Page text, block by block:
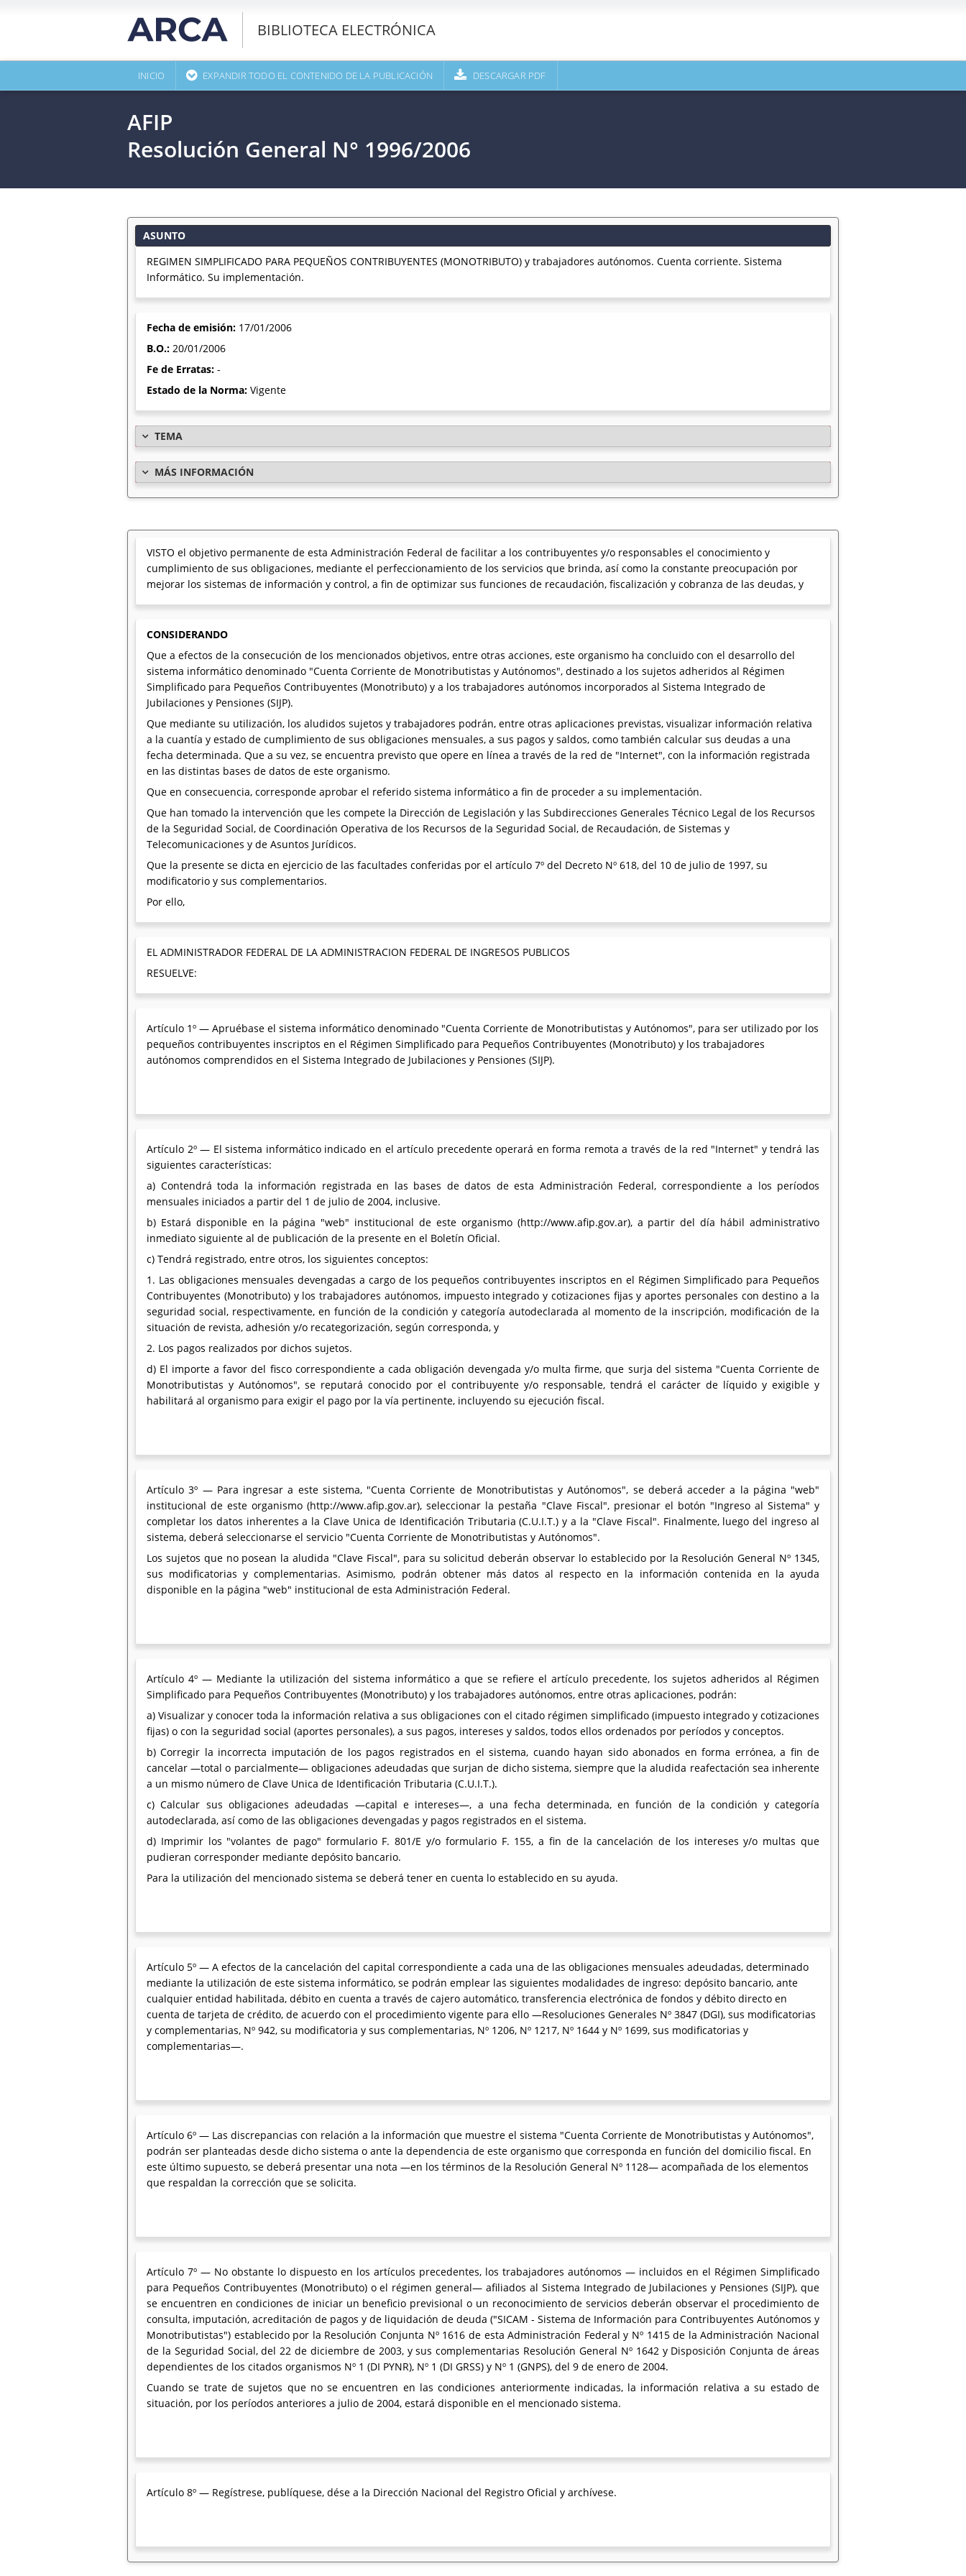
BIBLIOTECA ELECTRÓNICA
INICIO EXPANDIR TODO EL CONTENIDO DE LA PUBLICACIÓN DESCARGAR PDF
AFIP
Resolución General N° 1996/2006
ASUNTO
REGIMEN SIMPLIFICADO PARA PEQUEÑOS CONTRIBUYENTES (MONOTRIBUTO) y trabajadores autónomos. Cuenta corriente. Sistema
Informático. Su implementación.
Fecha de emisión: 17/01/2006
B.O.: 20/01/2006
Fe de Erratas: -
Estado de la Norma: Vigente
TEMA
MÁS INFORMACIÓN
VISTO el objetivo permanente de esta Administración Federal de facilitar a los contribuyentes y/o responsables el conocimiento y
cumplimiento de sus obligaciones, mediante el perfeccionamiento de los servicios que brinda, así como la constante preocupación por
mejorar los sistemas de información y control, a fin de optimizar sus funciones de recaudación, fiscalización y cobranza de las deudas, y
CONSIDERANDO
Que a efectos de la consecución de los mencionados objetivos, entre otras acciones, este organismo ha concluido con el desarrollo del
sistema informático denominado "Cuenta Corriente de Monotributistas y Autónomos", destinado a los sujetos adheridos al Régimen
Simplificado para Pequeños Contribuyentes (Monotributo) y a los trabajadores autónomos incorporados al Sistema Integrado de
Jubilaciones y Pensiones (SIJP).
Que mediante su utilización, los aludidos sujetos y trabajadores podrán, entre otras aplicaciones previstas, visualizar información relativa
a la cuantía y estado de cumplimiento de sus obligaciones mensuales, a sus pagos y saldos, como también calcular sus deudas a una
fecha determinada. Que a su vez, se encuentra previsto que opere en línea a través de la red de "Internet", con la información registrada
en las distintas bases de datos de este organismo.
Que en consecuencia, corresponde aprobar el referido sistema informático a fin de proceder a su implementación.
Que han tomado la intervención que les compete la Dirección de Legislación y las Subdirecciones Generales Técnico Legal de los Recursos
de la Seguridad Social, de Coordinación Operativa de los Recursos de la Seguridad Social, de Recaudación, de Sistemas y
Telecomunicaciones y de Asuntos Jurídicos.
Que la presente se dicta en ejercicio de las facultades conferidas por el artículo 7º del Decreto Nº 618, del 10 de julio de 1997, su
modificatorio y sus complementarios.
Por ello,
EL ADMINISTRADOR FEDERAL DE LA ADMINISTRACION FEDERAL DE INGRESOS PUBLICOS
RESUELVE:
Artículo 1º — Apruébase el sistema informático denominado "Cuenta Corriente de Monotributistas y Autónomos", para ser utilizado por los
pequeños contribuyentes inscriptos en el Régimen Simplificado para Pequeños Contribuyentes (Monotributo) y los trabajadores
autónomos comprendidos en el Sistema Integrado de Jubilaciones y Pensiones (SIJP).
Artículo 2º — El sistema informático indicado en el artículo precedente operará en forma remota a través de la red "Internet" y tendrá las
siguientes características:
a) Contendrá toda la información registrada en las bases de datos de esta Administración Federal, correspondiente a los períodos
mensuales iniciados a partir del 1 de julio de 2004, inclusive.
b) Estará disponible en la página "web" institucional de este organismo (http://www.afip.gov.ar), a partir del día hábil administrativo
inmediato siguiente al de publicación de la presente en el Boletín Oficial.
c) Tendrá registrado, entre otros, los siguientes conceptos:
1. Las obligaciones mensuales devengadas a cargo de los pequeños contribuyentes inscriptos en el Régimen Simplificado para Pequeños
Contribuyentes (Monotributo) y los trabajadores autónomos, impuesto integrado y cotizaciones fijas y aportes personales con destino a la
seguridad social, respectivamente, en función de la condición y categoría autodeclarada al momento de la inscripción, modificación de la
situación de revista, adhesión y/o recategorización, según corresponda, y
2. Los pagos realizados por dichos sujetos.
d) El importe a favor del fisco correspondiente a cada obligación devengada y/o multa firme, que surja del sistema "Cuenta Corriente de
Monotributistas y Autónomos", se reputará conocido por el contribuyente y/o responsable, tendrá el carácter de líquido y exigible y
habilitará al organismo para exigir el pago por la vía pertinente, incluyendo su ejecución fiscal.
Artículo 3º — Para ingresar a este sistema, "Cuenta Corriente de Monotributistas y Autónomos", se deberá acceder a la página "web"
institucional de este organismo (http://www.afip.gov.ar), seleccionar la pestaña "Clave Fiscal", presionar el botón "Ingreso al Sistema" y
completar los datos inherentes a la Clave Unica de Identificación Tributaria (C.U.I.T.) y a la "Clave Fiscal". Finalmente, luego del ingreso al
sistema, deberá seleccionarse el servicio "Cuenta Corriente de Monotributistas y Autónomos".
Los sujetos que no posean la aludida "Clave Fiscal", para su solicitud deberán observar lo establecido por la Resolución General Nº 1345,
sus modificatorias y complementarias. Asimismo, podrán obtener más datos al respecto en la información contenida en la ayuda
disponible en la página "web" institucional de esta Administración Federal.
Artículo 4º — Mediante la utilización del sistema informático a que se refiere el artículo precedente, los sujetos adheridos al Régimen
Simplificado para Pequeños Contribuyentes (Monotributo) y los trabajadores autónomos, entre otras aplicaciones, podrán:
a) Visualizar y conocer toda la información relativa a sus obligaciones con el citado régimen simplificado (impuesto integrado y cotizaciones
fijas) o con la seguridad social (aportes personales), a sus pagos, intereses y saldos, todos ellos ordenados por períodos y conceptos.
b) Corregir la incorrecta imputación de los pagos registrados en el sistema, cuando hayan sido abonados en forma errónea, a fin de
cancelar —total o parcialmente— obligaciones adeudadas que surjan de dicho sistema, siempre que la aludida reafectación sea inherente
a un mismo número de Clave Unica de Identificación Tributaria (C.U.I.T.).
c) Calcular sus obligaciones adeudadas —capital e intereses—, a una fecha determinada, en función de la condición y categoría
autodeclarada, así como de las obligaciones devengadas y pagos registrados en el sistema.
d) Imprimir los "volantes de pago" formulario F. 801/E y/o formulario F. 155, a fin de la cancelación de los intereses y/o multas que
pudieran corresponder mediante depósito bancario.
Para la utilización del mencionado sistema se deberá tener en cuenta lo establecido en su ayuda.
Artículo 5º — A efectos de la cancelación del capital correspondiente a cada una de las obligaciones mensuales adeudadas, determinado
mediante la utilización de este sistema informático, se podrán emplear las siguientes modalidades de ingreso: depósito bancario, ante
cualquier entidad habilitada, débito en cuenta a través de cajero automático, transferencia electrónica de fondos y débito directo en
cuenta de tarjeta de crédito, de acuerdo con el procedimiento vigente para ello —Resoluciones Generales Nº 3847 (DGI), sus modificatorias
y complementarias, Nº 942, su modificatoria y sus complementarias, Nº 1206, Nº 1217, Nº 1644 y Nº 1699, sus modificatorias y
complementarias—.
Artículo 6º — Las discrepancias con relación a la información que muestre el sistema "Cuenta Corriente de Monotributistas y Autónomos",
podrán ser planteadas desde dicho sistema o ante la dependencia de este organismo que corresponda en función del domicilio fiscal. En
este último supuesto, se deberá presentar una nota —en los términos de la Resolución General Nº 1128— acompañada de los elementos
que respaldan la corrección que se solicita.
Artículo 7º — No obstante lo dispuesto en los artículos precedentes, los trabajadores autónomos — incluidos en el Régimen Simplificado
para Pequeños Contribuyentes (Monotributo) o el régimen general— afiliados al Sistema Integrado de Jubilaciones y Pensiones (SIJP), que
se encuentren en condiciones de iniciar un beneficio previsional o un reconocimiento de servicios deberán observar el procedimiento de
consulta, imputación, acreditación de pagos y de liquidación de deuda ("SICAM - Sistema de Información para Contribuyentes Autónomos y
Monotributistas") establecido por la Resolución Conjunta Nº 1616 de esta Administración Federal y Nº 1415 de la Administración Nacional
de la Seguridad Social, del 22 de diciembre de 2003, y sus complementarias Resolución General Nº 1642 y Disposición Conjunta de áreas
dependientes de los citados organismos Nº 1 (DI PYNR), Nº 1 (DI GRSS) y Nº 1 (GNPS), del 9 de enero de 2004.
Cuando se trate de sujetos que no se encuentren en las condiciones anteriormente indicadas, la información relativa a su estado de
situación, por los períodos anteriores a julio de 2004, estará disponible en el mencionado sistema.
Artículo 8º — Regístrese, publíquese, dése a la Dirección Nacional del Registro Oficial y archívese.